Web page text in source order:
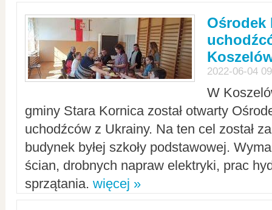
Ośrodek
2022-06-04
W
gminy Stara Kornica został otwarty
uchodźców z Ukrainy. Na ten cel został
budynek byłej szkoły podstawowej.
ścian, drobnych napraw elektryki, prac
sprzątania. więcej »